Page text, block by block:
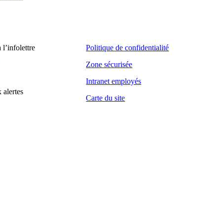
l’infolettre
alertes
Politique de confidentialité
Zone sécurisée
Intranet employés
Carte du site